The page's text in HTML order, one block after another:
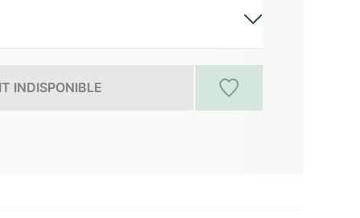
INDISPONIBLE